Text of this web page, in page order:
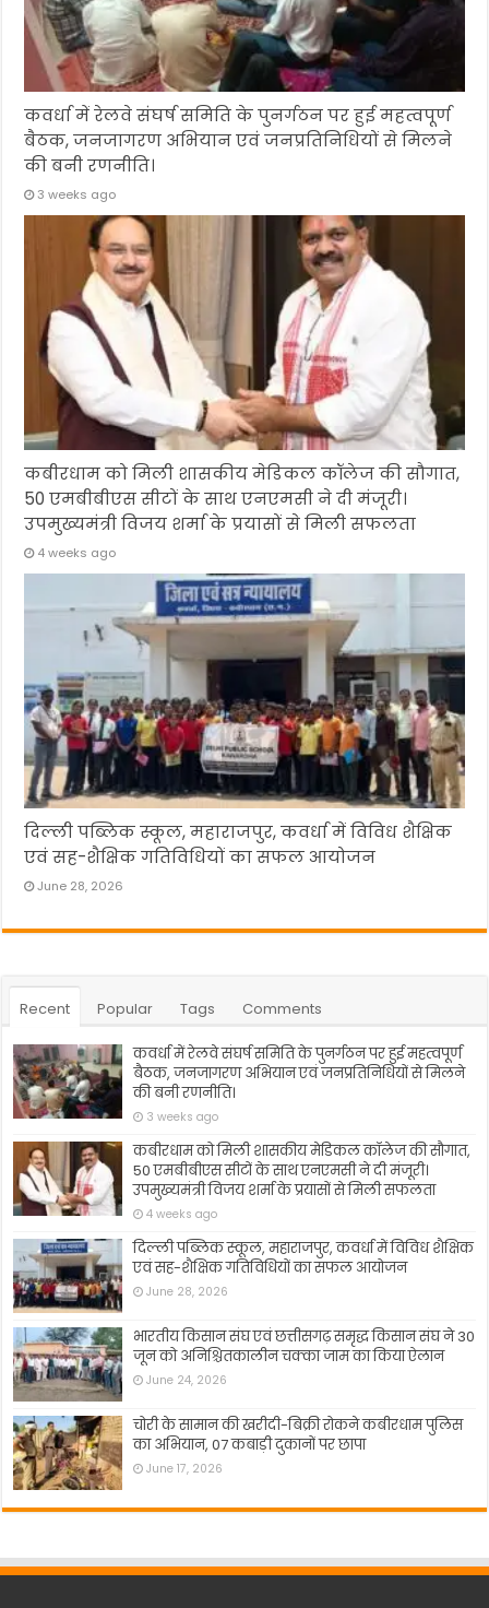
कवर्धा में रेलवे संघर्ष समिति के पुनर्गठन पर हुई महत्वपूर्ण
बैठक, जनजागरण अभियान एवं जनप्रतिनिधियों से मिलने
की बनी रणनीति।
3 weeks ago
कबीरधाम को मिली शासकीय मेडिकल कॉलेज की सौगात,
50 एमबीबीएस सीटों के साथ एनएमसी ने दी मंजूरी।
उपमुख्यमंत्री विजय शर्मा के प्रयासों से मिली सफलता
4 weeks ago
दिल्ली पब्लिक स्कूल, महाराजपुर, कवर्धा में विविध शैक्षिक
एवं सह-शैक्षिक गतिविधियों का सफल आयोजन
June 28, 2026
Recent Popular Tags Comments
कवर्धा में रेलवे संघर्ष समिति के पुनर्गठन पर हुई महत्वपूर्ण
बैठक, जनजागरण अभियान एवं जनप्रतिनिधियों से मिलने
की बनी रणनीति।
3 weeks ago
कबीरधाम को मिली शासकीय मेडिकल कॉलेज की सौगात,
50 एमबीबीएस सीटों के साथ एनएमसी ने दी मंजूरी।
उपमुख्यमंत्री विजय शर्मा के प्रयासों से मिली सफलता
4 weeks ago
दिल्ली पब्लिक स्कूल, महाराजपुर, कवर्धा में विविध शैक्षिक
एवं सह-शैक्षिक गतिविधियों का सफल आयोजन
June 28, 2026
भारतीय किसान संघ एवं छत्तीसगढ़ समृद्ध किसान संघ ने 30
जून को अनिश्चितकालीन चक्का जाम का किया ऐलान
June 24, 2026
चोरी के सामान की खरीदी-बिक्री रोकने कबीरधाम पुलिस
का अभियान, 07 कबाड़ी दुकानों पर छापा
June 17, 2026